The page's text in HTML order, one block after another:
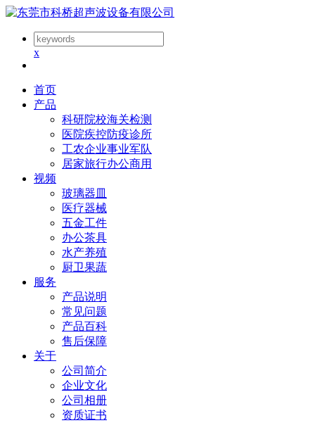
x
首页
产品
科研院校海关检测
医院疾控防疫诊所
工农企业事业军队
居家旅行办公商用
视频
玻璃器皿
医疗器械
五金工件
办公茶具
水产养殖
厨卫果蔬
服务
产品说明
常见问题
产品百科
售后保障
关于
公司简介
企业文化
公司相册
资质证书